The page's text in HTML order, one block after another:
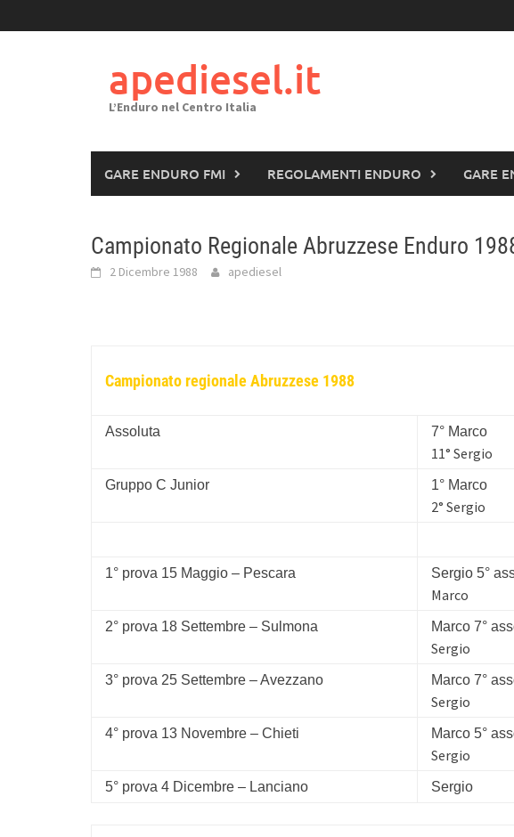
al
apediesel.it
L’Enduro nel Centro Italia
GARE ENDURO FMI REGOLAMENTI ENDURO GARE
Campionato Regionale Abruzzese Enduro
2 Dicembre 1988 apediesel
Campionato regionale Abruzzese 1988
Assoluta 7° Marco
11° Sergio
Gruppo C Junior 1° Marco
2° Sergio
1° prova 15 Maggio – Pescara Sergio 5°
Marco
2° prova 18 Settembre – Sulmona Marco 7°
Sergio
3° prova 25 Settembre – Avezzano Marco 7°
Sergio
4° prova 13 Novembre – Chieti Marco 5°
Sergio
5° prova 4 Dicembre – Lanciano Sergio